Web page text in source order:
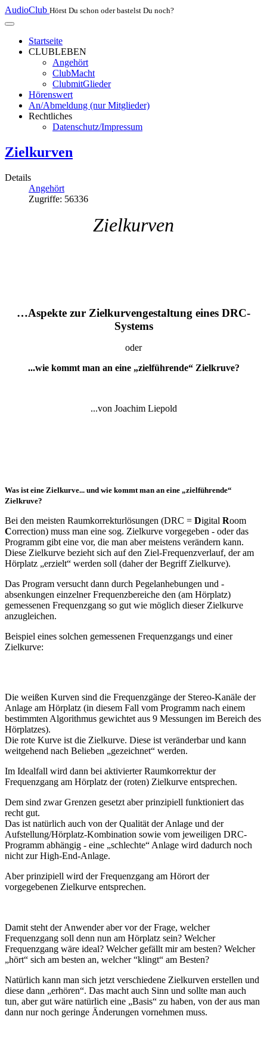
AudioClub Hörst Du schon oder bastelst Du noch?
Startseite
CLUBLEBEN
Angehört
ClubMacht
ClubmitGlieder
Hörenswert
An/Abmeldung (nur Mitglieder)
Rechtliches
Datenschutz/Impressum
Zielkurven
Details
Angehört
Zugriffe: 56336
Zielkurven
…Aspekte zur Zielkurvengestaltung eines DRC-
Systems
oder
...wie kommt man an eine „zielführende“ Zielkruve?
...von Joachim Liepold
Was ist eine Zielkurve... und wie kommt man an eine „zielführende“
Zielkruve?
Bei den meisten Raumkorrekturlösungen (DRC = Digital Room
Correction) muss man eine sog. Zielkurve vorgegeben - oder das
Programm gibt eine vor, die man aber meistens verändern kann.
Diese Zielkurve bezieht sich auf den Ziel-Frequenzverlauf, der am
Hörplatz „erzielt“ werden soll (daher der Begriff Zielkurve).
Das Program versucht dann durch Pegelanhebungen und -
absenkungen einzelner Frequenzbereiche den (am Hörplatz)
gemessenen Frequenzgang so gut wie möglich dieser Zielkurve
anzugleichen.
Beispiel eines solchen gemessenen Frequenzgangs und einer
Zielkurve:
Die weißen Kurven sind die Frequenzgänge der Stereo-Kanäle der
Anlage am Hörplatz (in diesem Fall vom Programm nach einem
bestimmten Algorithmus gewichtet aus 9 Messungen im Bereich des
Hörplatzes).
Die rote Kurve ist die Zielkurve. Diese ist veränderbar und kann
weitgehend nach Belieben „gezeichnet“ werden.
Im Idealfall wird dann bei aktivierter Raumkorrektur der
Frequenzgang am Hörplatz der (roten) Zielkurve entsprechen.
Dem sind zwar Grenzen gesetzt aber prinzipiell funktioniert das
recht gut.
Das ist natürlich auch von der Qualität der Anlage und der
Aufstellung/Hörplatz-Kombination sowie vom jeweiligen DRC-
Programm abhängig - eine „schlechte“ Anlage wird dadurch noch
nicht zur High-End-Anlage.
Aber prinzipiell wird der Frequenzgang am Hörort der
vorgegebenen Zielkurve entsprechen.
Damit steht der Anwender aber vor der Frage, welcher
Frequenzgang soll denn nun am Hörplatz sein? Welcher
Frequenzgang wäre ideal? Welcher gefällt mir am besten? Welcher
„hört“ sich am besten an, welcher “klingt“ am Besten?
Natürlich kann man sich jetzt verschiedene Zielkurven erstellen und
diese dann „erhören“. Das macht auch Sinn und sollte man auch
tun, aber gut wäre natürlich eine „Basis“ zu haben, von der aus man
dann nur noch geringe Änderungen vornehmen muss.